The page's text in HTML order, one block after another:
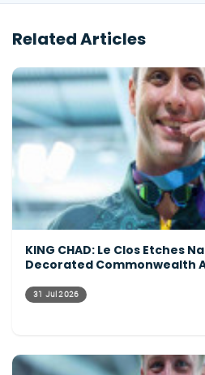
Related Articles
KING CHAD: Le Clos Etches
Decorated Commonwealth
31 Jul 2026